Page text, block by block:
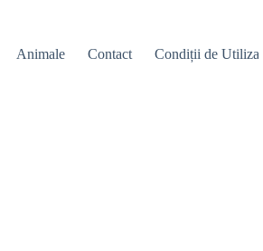
Animale Contact Condiții de Utilizare